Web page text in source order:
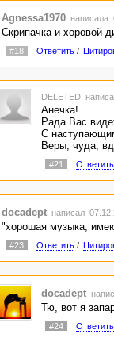
Agnessa1970 написала
Скрипачка и хоровой
#18 Ответить/
DELETED
Анечка!
Рада Вас
С
Веры, чуда,
#21 Ответить
docadept написал
"хорошая музыка,
#23 Ответить/
docadept
Тю, вот я
#24 Ответить